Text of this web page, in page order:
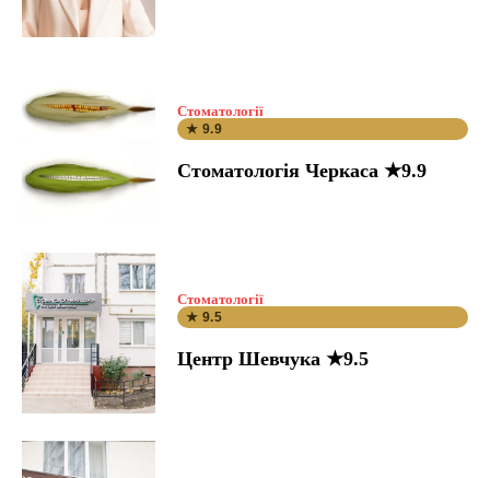
Стоматології
★ 9.9
Стоматологія Черкаса ★9.9
Стоматології
★ 9.5
Центр Шевчука ★9.5